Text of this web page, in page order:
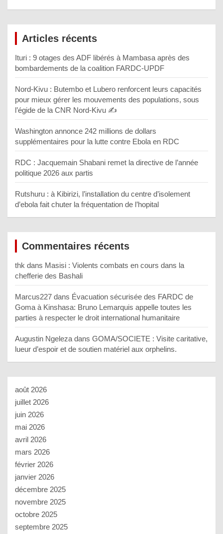
Articles récents
Ituri : 9 otages des ADF libérés à Mambasa après des
bombardements de la coalition FARDC-UPDF
Nord-Kivu : Butembo et Lubero renforcent leurs capacités
pour mieux gérer les mouvements des populations, sous
l’égide de la CNR Nord-Kivu ✍️
Washington annonce 242 millions de dollars
supplémentaires pour la lutte contre Ebola en RDC
RDC : Jacquemain Shabani remet la directive de l’année
politique 2026 aux partis
Rutshuru : à Kibirizi, l’installation du centre d’isolement
d’ebola fait chuter la fréquentation de l’hopital
Commentaires récents
thk dans Masisi : Violents combats en cours dans la
chefferie des Bashali
Marcus227 dans Évacuation sécurisée des FARDC de
Goma à Kinshasa: Bruno Lemarquis appelle toutes les
parties à respecter le droit international humanitaire
Augustin Ngeleza dans GOMA/SOCIETE : Visite caritative,
lueur d’espoir et de soutien matériel aux orphelins.
août 2026
juillet 2026
juin 2026
mai 2026
avril 2026
mars 2026
février 2026
janvier 2026
décembre 2025
novembre 2025
octobre 2025
septembre 2025